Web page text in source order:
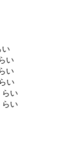
い
い
い
い
らい
らい